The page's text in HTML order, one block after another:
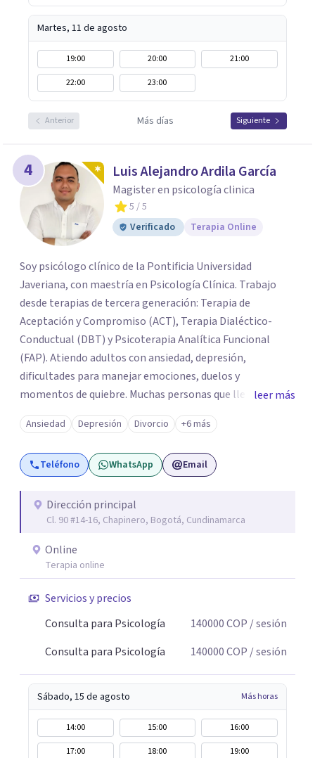
Martes, 11 de agosto
19:00 20:00
21:00
22:00
23:00
Anterior Más días Siguiente
4 Luis Alejandro Ardila García
Magister en psicología clinica
5 / 5
Verificado
Terapia Online
Soy psicólogo clínico de la Pontificia Universidad
Javeriana, con maestría en Psicología Clínica. Trabajo
desde terapias de tercera generación: Terapia de
Aceptación y Compromiso (ACT), Terapia Dialéctico-
Conductual (DBT) y Psicoterapia Analítica Funcional
(FAP). Atiendo adultos con ansiedad, depresión,
dificultades para manejar emociones, duelos y
momentos de quiebre. Muchas personas que llegan a
consulta no solo cargan con un síntoma: sienten que sus
propias reacciones emocionales les complican más la
vida. Desde ahí trabajamos. No busco eliminar el
malestar a la fuerza. Prefiero entender qué lo sostiene y
forma presencial y también online.
leer más
Ansiedad Depresión Divorcio +6 más
Teléfono WhatsApp Email
Dirección principal
Cl. 90 #14-16, Chapinero, Bogotá, Cundinamarca
Online
Terapia online
Servicios y precios
Consulta para Psicología
140000COP / sesión
Consulta para Psicología
140000COP / sesión
Sábado, 15 de agosto Más horas
14:00 15:00
16:00
17:00
18:00 19:00